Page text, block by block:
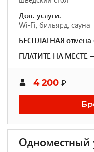
Доп. услуги:
Wi-Fi, бильярд, сауна
БЕСПЛАТНАЯ отмена
ПЛАТИТЕ НА МЕСТЕ —
4 200 ₽
Одноместный